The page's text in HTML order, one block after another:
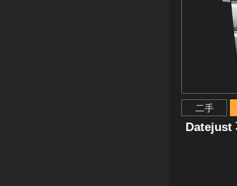
二手
Datejust